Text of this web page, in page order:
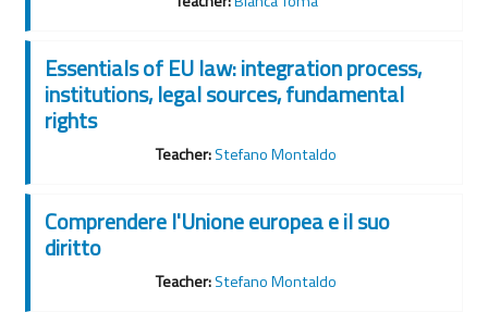
Essentials of EU law: integration process,
institutions, legal sources, fundamental
rights
Teacher:Stefano Montaldo
Comprendere l'Unione europea e il suo
diritto
Teacher:Stefano Montaldo